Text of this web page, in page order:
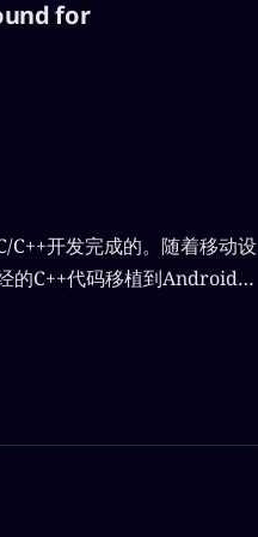
for
C++开发完成的。随着移动设
的C++代码移植到Android系
如何解决这个问题？